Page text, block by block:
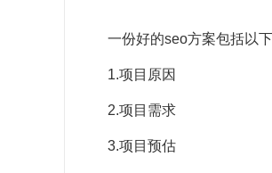
一份好的seo方案包括以下
1.项目原因
2.项目需求
3.项目预估